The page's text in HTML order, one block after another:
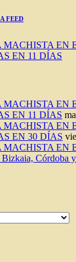
FEED
EN
EN 11 DÍAS
EN
EN 11 DÍAS
EN
EN 30 DÍAS
EN
Bizkaia, Córdoba